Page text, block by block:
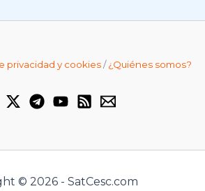
privacidad y cookies/¿Quiénes somos?
© 2026 - SatCesc.com